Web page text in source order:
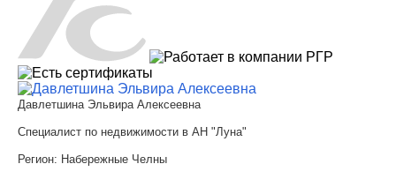
Давлетшина Эльвира Алексеевна
Специалист по недвижимости в АН "Луна"
Регион: Набережные Челны